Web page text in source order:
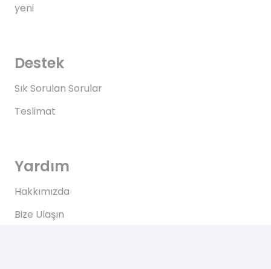
yeni
Destek
Sık Sorulan Sorular
Teslimat
Yardım
Hakkımızda
Bize Ulaşın